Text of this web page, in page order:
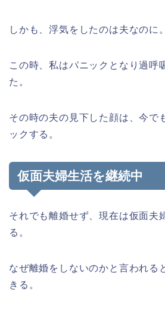
しかも、浮気をしたのは夫なのに。
この時、私はパニックとなり過呼
た。
その時の夫の見下した顔は、今で
ックする。
仮面夫婦生活を継続中
それでも離婚せず、現在は仮面夫
る。
なぜ離婚をしないのかと言われる
きる。